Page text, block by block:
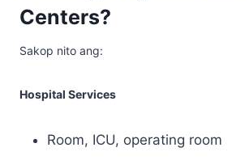
Centers?
Sakop nito ang:
Hospital Services
Room, ICU, operating room